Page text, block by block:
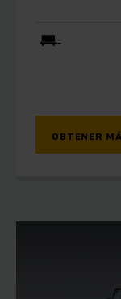
OBTENER